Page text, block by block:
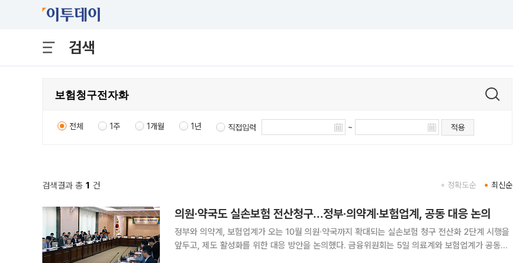
검색
전체 1주 1개월 1년 직접입력 ~ 적용
검색결과 총 1 건 최신순
정확도순
의원·약국도 실손보험 전산청구…정부·의약계·보험업계, 공동 대응 논의
정부와 의약계, 보험업계가 오는 10월 의원·약국까지 확대되는 실손보험 청구 전산화 2단계 시행을
앞두고, 제도 활성화를 위한 대응 방안을 논의했다. 금융위원회는 5일 의료계와 보험업계가 공동으